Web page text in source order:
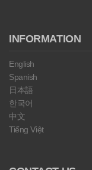
INFORMATION
English
Spanish
日本語
한국어
中文
Tiếng Việt